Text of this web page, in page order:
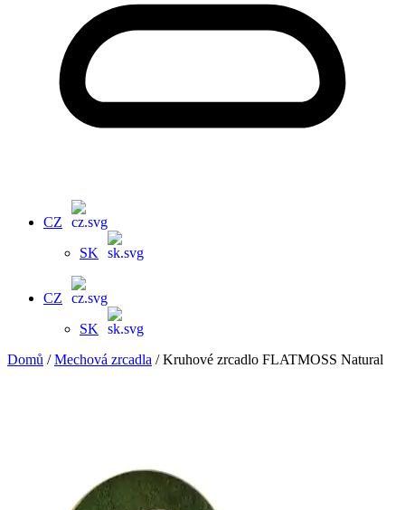
CZ
SK
CZ
SK
Domů /Mechová zrcadla / Kruhové zrcadlo FLATMOSS Natural